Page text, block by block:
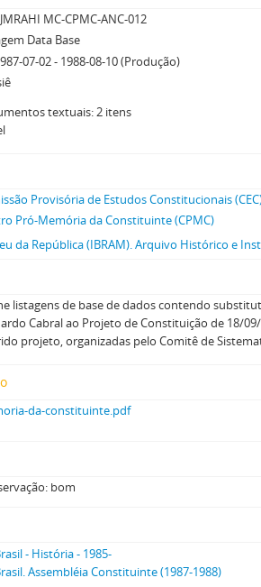
MC-CPMC-ANC-012
Data Base
07-02 - 1988-08-10 (Produção)
textuais: 2 itens
Provisória de Estudos Constitucionais
Pró-Memória da Constituinte (CPMC)
da República (IBRAM). Arquivo Histórico e
listagens de base de dados contendo
Cabral ao Projeto de Constituição de 18/
projeto, organizadas pelo Comitê de
da-constituinte.pdf
bom
- História - 1985-
Assembléia Constituinte (1987-1988)